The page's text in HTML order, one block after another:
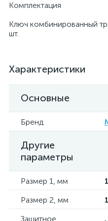
Комплектация
Ключ комбинированный
шт.
Характеристики
Основные
Бренд
Другие
параметры
Размер 1, мм
Размер 2, мм
Защитное